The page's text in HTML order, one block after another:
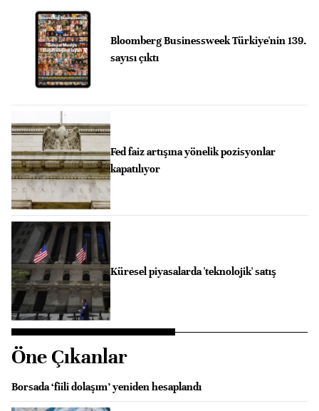
Bloomberg Businessweek Türkiye'nin 139.
sayısı çıktı
Fed faiz artışına yönelik pozisyonlar
kapatılıyor
Küresel piyasalarda 'teknolojik' satış
Öne Çıkanlar
Borsada ‘fiili dolaşım’ yeniden hesaplandı